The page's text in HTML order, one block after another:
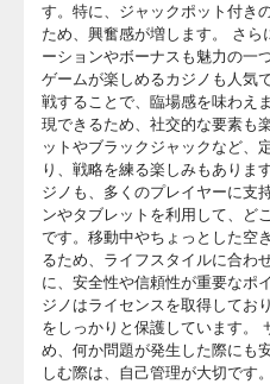
す。特に、ジャックポット付き
ため、興奮感が増します。 さ
ーションやボーナスも魅力の一
ゲームが楽しめるカジノも人気
戦することで、臨場感を味わえ
現できるため、社交的な要素も
ットやブラックジャックなど、
り、戦略を練る楽しみもありま
ジノも、多くのプレイヤーに支
ンやタブレットを利用して、ど
です。移動中やちょっとした空
るため、ライフスタイルに合わ
に、安全性や信頼性が重要なポ
ジノはライセンスを取得してお
をしっかりと保護しています。
め、何か問題が発生した際にも
しむ際は、自己管理が大切です